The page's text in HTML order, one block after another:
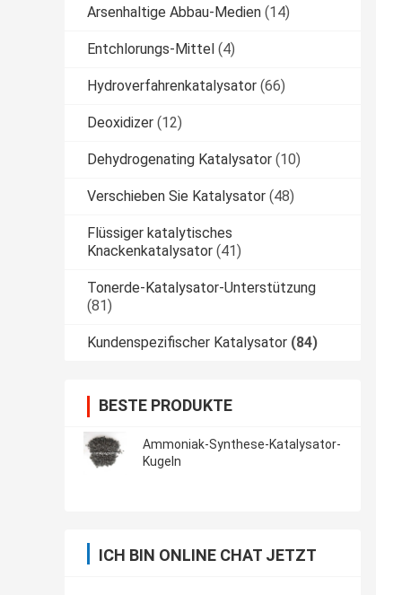
Arsenhaltige Abbau-Medien (14)
Entchlorungs-Mittel (4)
Hydroverfahrenkatalysator (66)
Deoxidizer (12)
Dehydrogenating Katalysator (10)
Verschieben Sie Katalysator (48)
Flüssiger katalytisches
Knackenkatalysator (41)
Tonerde-Katalysator-Unterstützung
(81)
Kundenspezifischer Katalysator (84)
BESTE PRODUKTE
Ammoniak-Synthese-Katalysator-
Kugeln
ICH BIN ONLINE CHAT JETZT